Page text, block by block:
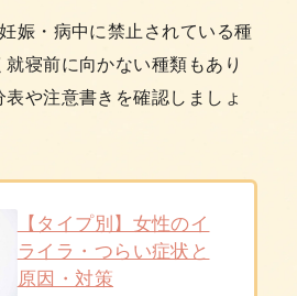
娠・病中に禁止されている種
寝前に向かない種類もあり
や注意書きを確認しましょ
【タイプ別】女性のイ
ライラ・つらい症状と
原因・対策